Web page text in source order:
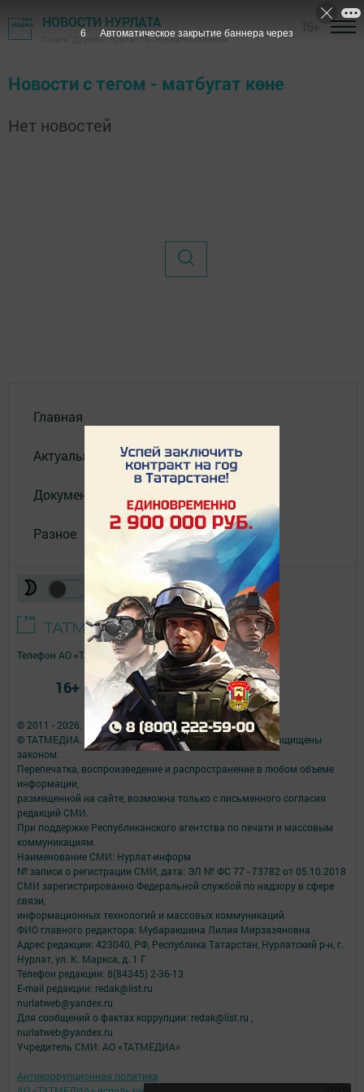
НОВОСТИ НУРЛАТА
Газета "Дружба", Нурлат ТВ - Нурлатский район
Новости с тегом - матбугат көне
Нет новостей
Главная
Актуальное видео
Документы
Разное
© 2011 - 2026. Нурлат-⁠информ. Все права защищены.
© ТАТМЕДИА. Все материалы, размещенные на сайте, защищены
законом.
Перепечатка, воспроизведение и распространение в любом объеме
информации,
размещенной на сайте, возможна только с письменного согласия
редакций СМИ.
При поддержке Республиканского агентства по печати и массовым
коммуникациям.
Наименование СМИ: Нурлат-⁠информ
№ записи о регистрации СМИ, дата: ЭЛ № ФС 77 -⁠ 73782 от 05.10.2018
СМИ зарегистрированно Федеральной службой по надзору в сфере
связи,
информационных технологий и массовых коммуникаций
ФИО главного редактора: Мубаракшина Лилия Мирзазяновна
Адрес редакции: 423040, РФ, Республика Татарстан, Нурлатский р-н, г.
Нурлат, ул. К. Маркса, д. 1 Г
Телефон редакции: 8(84345) 2-36-13
E-mail редакции: redak@list.ru
nurlatweb@yandex.ru
Для сообщений о фактах коррупции: redak@list.ru ,
nurlatweb@yandex.ru
Учредитель СМИ: АО «ТАТМЕДИА»
Антикоррупционная политика
Телефон АО «ТАТМЕДИА»:(843) 222 09 84
16+
6 Автоматическое закрытие баннера через